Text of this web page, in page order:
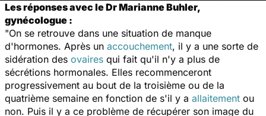
Les réponses avec le Dr Marianne Buhler,
gynécologue :
"On se retrouve dans une situation de manque
d'hormones. Après un accouchement, il y a une sorte de
sidération des ovaires qui fait qu'il n'y a plus de
sécrétions hormonales. Elles recommenceront
progressivement au bout de la troisième ou de la
quatrième semaine en fonction de s'il y a allaitement ou
non. Puis il y a ce problème de récupérer son image du